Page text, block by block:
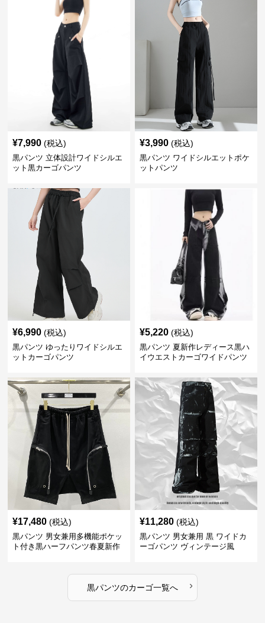
¥7,990 (税込)
黒パンツ 立体設計ワイドシルエ
ット黒カーゴパンツ
¥3,990 (税込)
黒パンツ ワイドシルエットポケ
ットパンツ
¥6,990 (税込)
黒パンツ ゆったりワイドシルエ
ットカーゴパンツ
¥5,220 (税込)
黒パンツ 夏新作レディース黒ハ
イウエストカーゴワイドパンツ
¥17,480 (税込)
黒パンツ 男女兼用多機能ポケッ
ト付き黒ハーフパンツ春夏新作
¥11,280 (税込)
黒パンツ 男女兼用 黒 ワイドカ
ーゴパンツ ヴィンテージ風
黒パンツのカーゴ一覧へ ›